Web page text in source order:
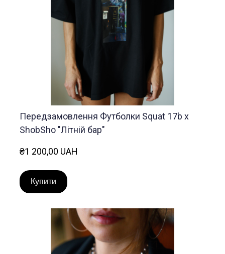
Передзамовлення Футболки Squat 17b x
ShobSho "Літній бар"
₴1 200,00 UAH
Купити